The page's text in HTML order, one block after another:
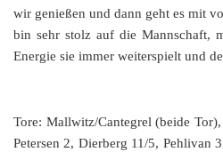
wir genießen und dann geht es mit
bin sehr stolz auf die Mannschaft,
Energie sie immer weiterspielt und
Tore: Mallwitz/Cantegrel (beide
Petersen 2, Dierberg 11/5, Pehlivan